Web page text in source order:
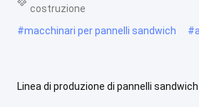
costruzione
#macchinari per pannelli sandwich #
Linea di produzione di pannelli